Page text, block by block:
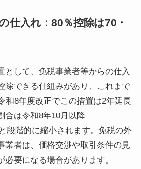
仕入れ：80％控除は70・
として、免税事業者等からの仕入
除できる仕組みがあり、これまで
和8年度改正でこの措置は2年延長
合は令和8年10月以降
階的に縮小されます。免税の外
業者は、価格交渉や取引条件の見
必要になる場合があります。